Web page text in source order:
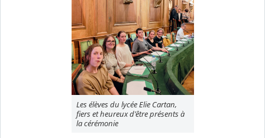
Les élèves du lycée Elie Cartan,
fiers et heureux d'être présents à
la cérémonie